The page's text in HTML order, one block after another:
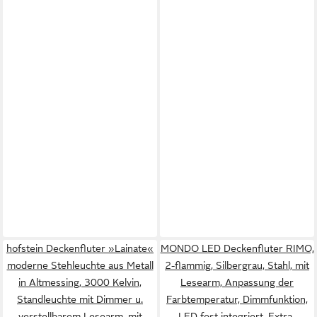
hofstein Deckenfluter »Lainate«
moderne Stehleuchte aus Metall
in Altmessing, 3000 Kelvin,
Standleuchte mit Dimmer u.
MONDO LED Deckenfluter RIMO,
2-flammig, Silbergrau, Stahl, mit
Lesearm, Anpassung der
Farbtemperatur, Dimmfunktion,